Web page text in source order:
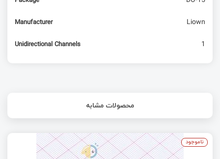
Manufacturer Liown
Unidirectional Channels 1
محصولات مشابه
ناموجود